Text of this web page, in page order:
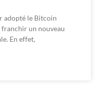
adopté le Bitcoin
franchir un nouveau
En effet,